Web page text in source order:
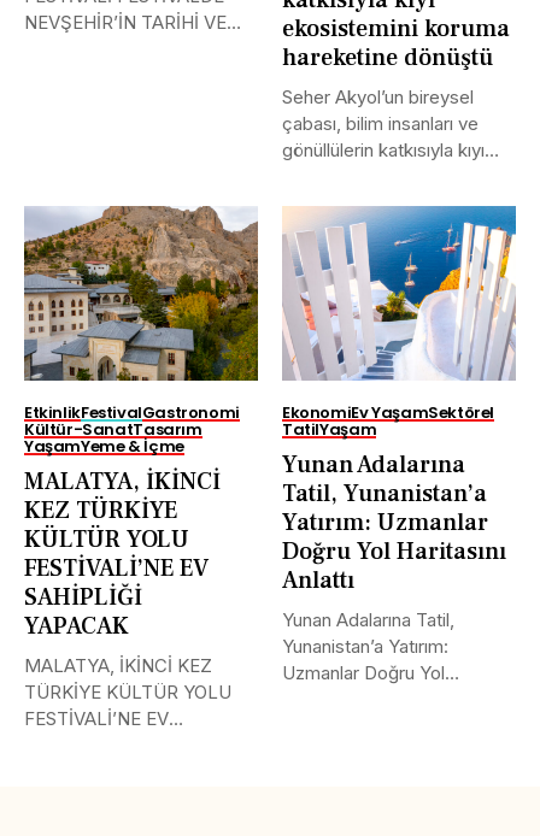
NEVŞEHİR’İN TARİHİ VE
ekosistemini koruma
hareketine dönüştü
Seher Akyol’un bireysel
çabası, bilim insanları ve
gönüllülerin katkısıyla kıyı
EtkinlikFestivalGastronomi
Kültür-SanatTasarım
YaşamYeme & İçme
MALATYA, İKİNCİ
KEZ TÜRKİYE
KÜLTÜR YOLU
FESTİVALİ’NE EV
SAHİPLİĞİ
YAPACAK
MALATYA, İKİNCİ KEZ
TÜRKİYE KÜLTÜR YOLU
FESTİVALİ’NE EV
EkonomiEv YaşamSektörel
TatilYaşam
Yunan Adalarına
Tatil, Yunanistan’a
Yatırım: Uzmanlar
Doğru Yol Haritasını
Anlattı
Yunan Adalarına Tatil,
Yunanistan’a Yatırım:
Uzmanlar Doğru Yol